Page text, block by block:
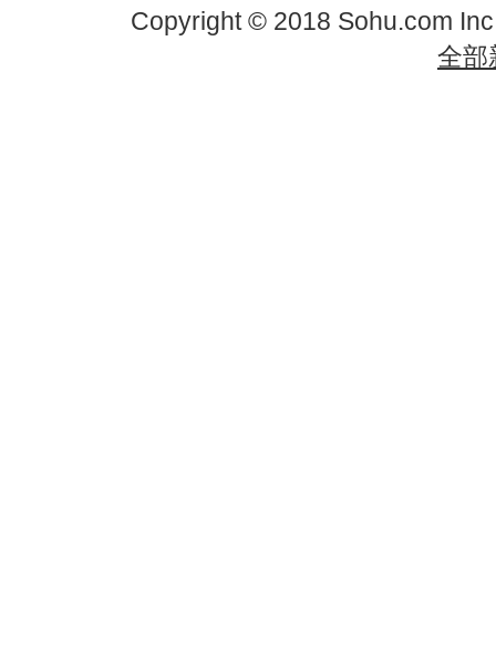
Copyright © 2018 Sohu.com
全部